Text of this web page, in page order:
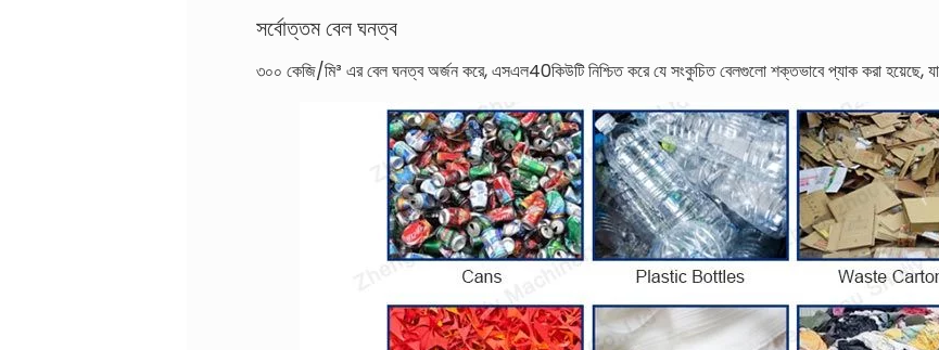
সর্বোত্তম বেল ঘনত্ব
৩০০ কেজি/মি³ এর বেল ঘনত্ব অর্জন করে, এসএল40কিউটি নিশ্চিত করে যে সংকুচিত বেলগুলো শক্তভাবে প্যাক করা হয়েছে,